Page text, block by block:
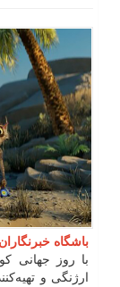
باشگاه
با روز جهانی